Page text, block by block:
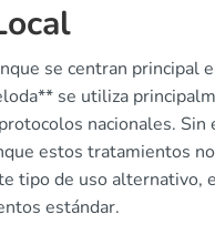
se centran principal
se utiliza
nacionales. Sin
estos tratamientos
tipo de uso alternativo,
estándar.